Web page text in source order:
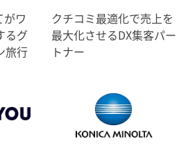
がワ
るグ
旅行
クチコミ最適化で売上を
最大化させるDX集客パー
トナー